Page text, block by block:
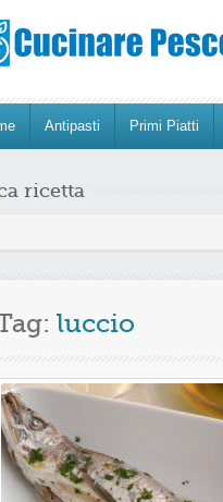
Antipasti Primi Piatti
ricetta
luccio